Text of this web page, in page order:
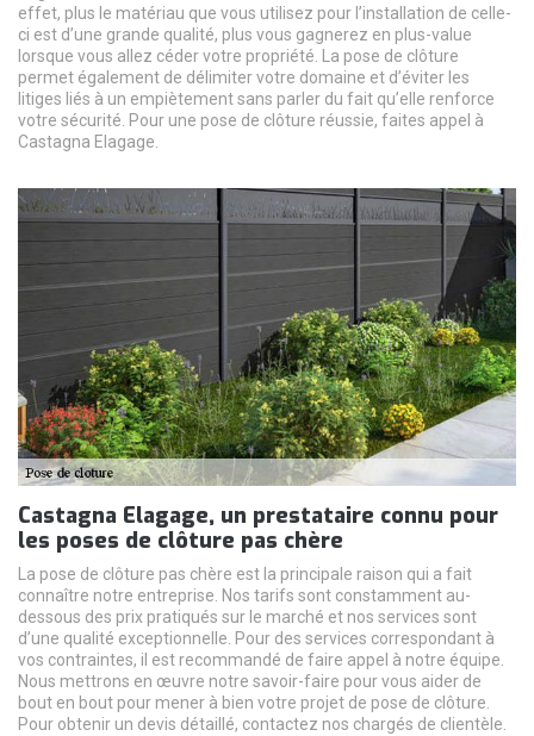
effet, plus le matériau que vous utilisez pour l’installation de celle-
ci est d’une grande qualité, plus vous gagnerez en plus-value
lorsque vous allez céder votre propriété. La pose de clôture
permet également de délimiter votre domaine et d’éviter les
litiges liés à un empiètement sans parler du fait qu’elle renforce
votre sécurité. Pour une pose de clôture réussie, faites appel à
Castagna Elagage.
Castagna Elagage, un prestataire connu pour
les poses de clôture pas chère
La pose de clôture pas chère est la principale raison qui a fait
connaître notre entreprise. Nos tarifs sont constamment au-
dessous des prix pratiqués sur le marché et nos services sont
d’une qualité exceptionnelle. Pour des services correspondant à
vos contraintes, il est recommandé de faire appel à notre équipe.
Nous mettrons en œuvre notre savoir-faire pour vous aider de
bout en bout pour mener à bien votre projet de pose de clôture.
Pour obtenir un devis détaillé, contactez nos chargés de clientèle.